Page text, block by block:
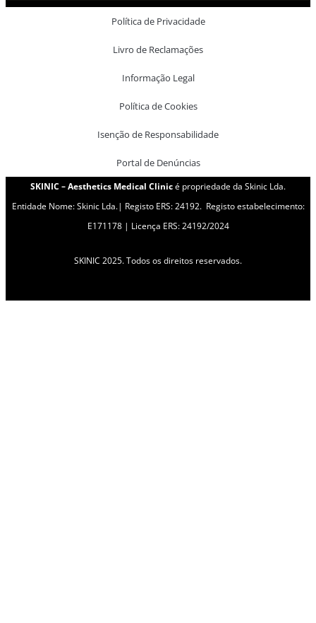
Política de Privacidade
Livro de Reclamações
Informação Legal
Política de Cookies
Isenção de Responsabilidade
Portal de Denúncias
SKINIC – Aesthetics Medical Clinicé propriedade da Skinic Lda.
Entidade Nome: Skinic Lda.| Registo ERS: 24192. Registo estabelecimento:
E171178 | Licença ERS: 24192/2024
SKINIC 2025. Todos os direitos reservados.